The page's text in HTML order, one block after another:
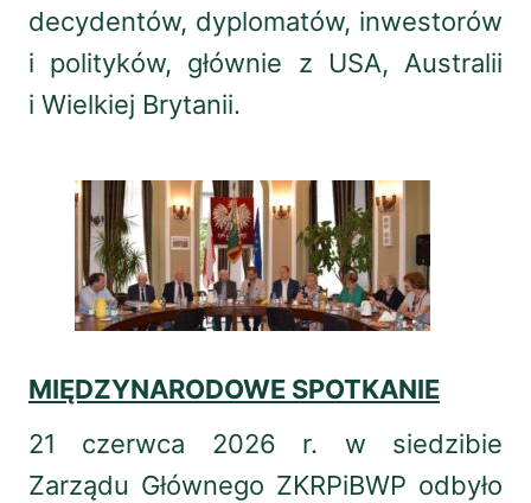
decydentów, dyplomatów, inwestorów
i polityków, głównie z USA, Australii
i Wielkiej Brytanii.
MIĘDZYNARODOWE SPOTKANIE
21 czerwca 2026 r. w siedzibie
Zarządu Głównego ZKRPiBWP odbyło